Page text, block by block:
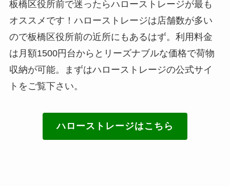
板橋区役所前で迷ったらハローストレージが最も
オススメです！ハローストレージは店舗数が多い
ので板橋区役所前の近所にもあるはず。利用料金
は月額1500円台からとリーズナブルな価格で荷物
収納が可能。まずはハローストレージの公式サイ
トをご覧下さい。
ハローストレージはこちら